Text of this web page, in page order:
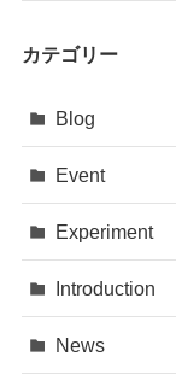
カテゴリー
Blog
Event
Experiment
Introduction
News